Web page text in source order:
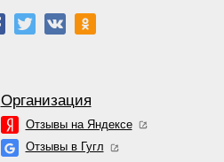
Организация
Отзывы на Яндексе
Отзывы в Гугл